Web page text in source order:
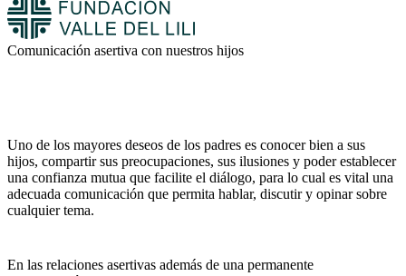
Comunicación asertiva con nuestros hijos
Uno de los mayores deseos de los padres es conocer bien a sus
hijos, compartir sus preocupaciones, sus ilusiones y poder establecer
una confianza mutua que facilite el diálogo, para lo cual es vital una
adecuada comunicación que permita hablar, discutir y opinar sobre
cualquier tema.
En las relaciones asertivas además de una permanente